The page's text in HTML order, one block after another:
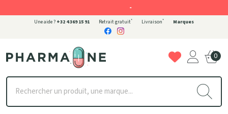
Une aide ? +32 4 369 15 91 Retrait gratuit* Livraison* Marques
Pharmaone Votre pharmacie en ligne à votre service
0